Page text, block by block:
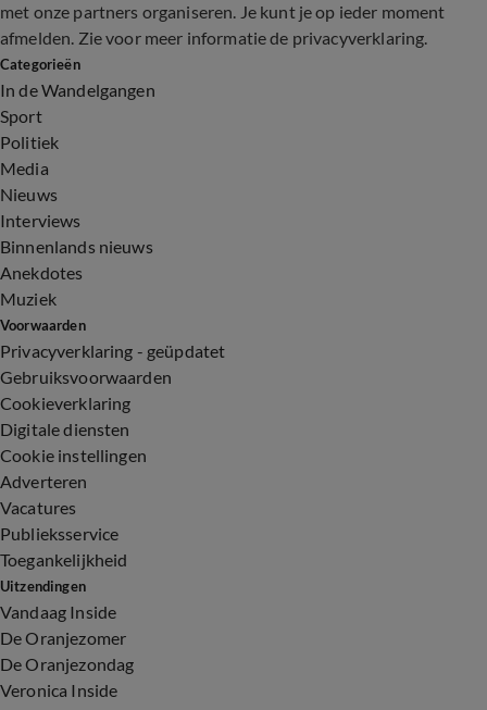
met onze partners organiseren. Je kunt je op ieder moment
afmelden. Zie voor meer informatie de privacyverklaring.
Categorieën
In de Wandelgangen
Sport
Politiek
Media
Nieuws
Interviews
Binnenlands nieuws
Anekdotes
Muziek
Voorwaarden
Privacyverklaring - geüpdatet
Gebruiksvoorwaarden
Cookieverklaring
Digitale diensten
Cookie instellingen
Adverteren
Vacatures
Publieksservice
Toegankelijkheid
Uitzendingen
Vandaag Inside
De Oranjezomer
De Oranjezondag
Veronica Inside